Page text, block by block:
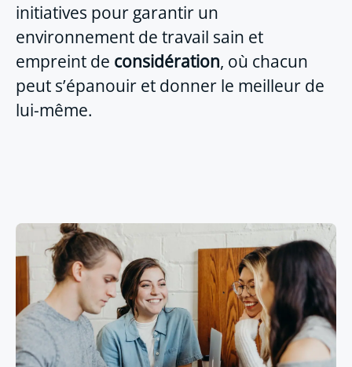
initiatives pour garantir un
environnement de travail sain et
empreint de considération, où chacun
peut s’épanouir et donner le meilleur de
lui-même.